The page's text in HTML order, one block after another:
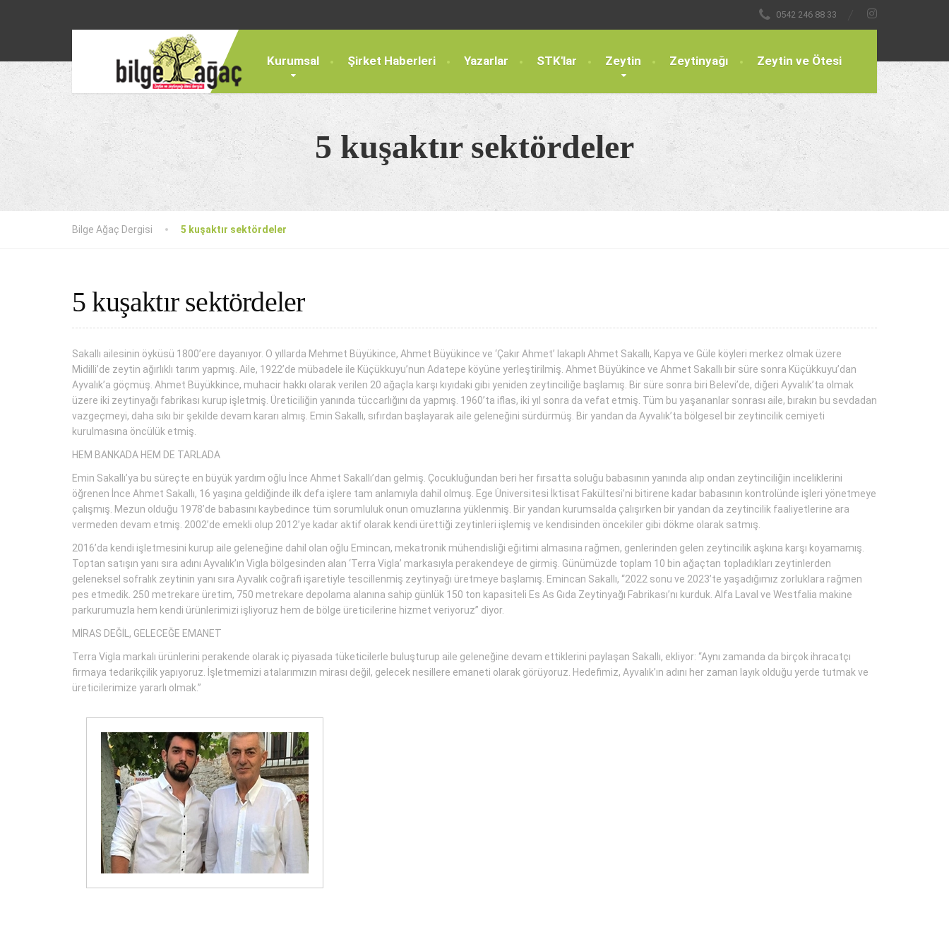
0542 246 88 33
Kurumsal Şirket Haberleri Yazarlar STK'lar Zeytin Zeytinyağı Zeytin ve Ötesi
5 kuşaktır sektördeler
Bilge Ağaç Dergisi 5 kuşaktır sektördeler
5 kuşaktır sektördeler
Sakallı ailesinin öyküsü 1800’ere dayanıyor. O yıllarda Mehmet Büyükince, Ahmet Büyükince ve ‘Çakır Ahmet’ lakaplı Ahmet Sakallı, Kapya ve Güle köyleri merkez olmak üzere
Midilli’de zeytin ağırlıklı tarım yapmış. Aile, 1922’de mübadele ile Küçükkuyu’nun Adatepe köyüne yerleştirilmiş. Ahmet Büyükince ve Ahmet Sakallı bir süre sonra Küçükkuyu’dan
Ayvalık’a göçmüş. Ahmet Büyükkince, muhacir hakkı olarak verilen 20 ağaçla karşı kıyıdaki gibi yeniden zeytinciliğe başlamış. Bir süre sonra biri Belevi’de, diğeri Ayvalık’ta olmak
üzere iki zeytinyağı fabrikası kurup işletmiş. Üreticiliğin yanında tüccarlığını da yapmış. 1960’ta iflas, iki yıl sonra da vefat etmiş. Tüm bu yaşananlar sonrası aile, bırakın bu sevdadan
vazgeçmeyi, daha sıkı bir şekilde devam kararı almış. Emin Sakallı, sıfırdan başlayarak aile geleneğini sürdürmüş. Bir yandan da Ayvalık’ta bölgesel bir zeytincilik cemiyeti
kurulmasına öncülük etmiş.
HEM BANKADA HEM DE TARLADA
Emin Sakallı’ya bu süreçte en büyük yardım oğlu İnce Ahmet Sakallı’dan gelmiş. Çocukluğundan beri her fırsatta soluğu babasının yanında alıp ondan zeytinciliğin inceliklerini
öğrenen İnce Ahmet Sakallı, 16 yaşına geldiğinde ilk defa işlere tam anlamıyla dahil olmuş. Ege Üniversitesi İktisat Fakültesi’ni bitirene kadar babasının kontrolünde işleri yönetmeye
çalışmış. Mezun olduğu 1978’de babasını kaybedince tüm sorumluluk onun omuzlarına yüklenmiş. Bir yandan kurumsalda çalışırken bir yandan da zeytincilik faaliyetlerine ara
vermeden devam etmiş. 2002’de emekli olup 2012’ye kadar aktif olarak kendi ürettiği zeytinleri işlemiş ve kendisinden öncekiler gibi dökme olarak satmış.
2016’da kendi işletmesini kurup aile geleneğine dahil olan oğlu Emincan, mekatronik mühendisliği eğitimi almasına rağmen, genlerinden gelen zeytincilik aşkına karşı koyamamış.
Toptan satışın yanı sıra adını Ayvalık’ın Vigla bölgesinden alan ‘Terra Vigla’ markasıyla perakendeye de girmiş. Günümüzde toplam 10 bin ağaçtan topladıkları zeytinlerden
geleneksel sofralık zeytinin yanı sıra Ayvalık coğrafi işaretiyle tescillenmiş zeytinyağı üretmeye başlamış. Emincan Sakallı, “2022 sonu ve 2023’te yaşadığımız zorluklara rağmen
pes etmedik. 250 metrekare üretim, 750 metrekare depolama alanına sahip günlük 150 ton kapasiteli Es As Gıda Zeytinyağı Fabrikası’nı kurduk. Alfa Laval ve Westfalia makine
parkurumuzla hem kendi ürünlerimizi işliyoruz hem de bölge üreticilerine hizmet veriyoruz” diyor.
MİRAS DEĞİL, GELECEĞE EMANET
Terra Vigla markalı ürünlerini perakende olarak iç piyasada tüketicilerle buluşturup aile geleneğine devam ettiklerini paylaşan Sakallı, ekliyor: “Aynı zamanda da birçok ihracatçı
firmaya tedarikçilik yapıyoruz. İşletmemizi atalarımızın mirası değil, gelecek nesillere emaneti olarak görüyoruz. Hedefimiz, Ayvalık’ın adını her zaman layık olduğu yerde tutmak ve
üreticilerimize yararlı olmak.”